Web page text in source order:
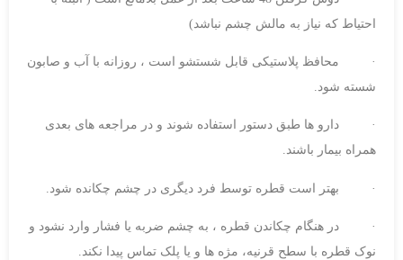
احتیاط که نیاز به مالش چشم نباشد)
· محافظ پلاستیکی قابل شستشو است ، روزانه با آب و صابون
شسته شود.
· دارو ها طبق دستور استفاده شوند و در مراجعه های بعدی
همراه بیمار باشند.
· بهتر است قطره توسط فرد دیگری در چشم چکانده شود.
· در هنگام چکاندن قطره ، به چشم ضربه یا فشار وارد نشود و
نوک قطره با سطح قرنیه، مژه ها و یا پلک تماس پیدا نکند.